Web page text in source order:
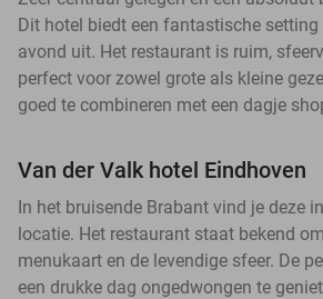
Dit hotel biedt een fantastische setting
avond uit. Het restaurant is ruim,
perfect voor zowel grote als kleine
goed te combineren met een dagje
Van der Valk hotel Eindhoven
In het bruisende Brabant vind je deze
locatie. Het restaurant staat bekend
menukaart en de levendige sfeer. De
een drukke dag ongedwongen te